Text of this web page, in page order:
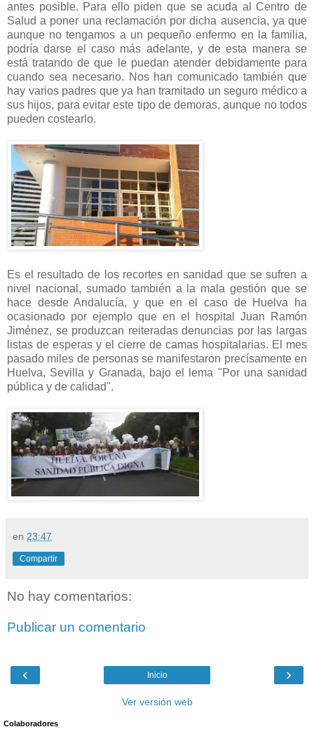
antes posible. Para ello piden que se acuda al Centro de
Salud a poner una reclamación por dicha ausencia, ya que
aunque no tengamos a un pequeño enfermo en la familia,
podría darse el caso más adelante, y de esta manera se
está tratando de que le puedan atender debidamente para
cuando sea necesario. Nos han comunicado también que
hay varios padres que ya han tramitado un seguro médico a
sus hijos, para evitar este tipo de demoras, aunque no todos
pueden costearlo.
Es el resultado de los recortes en sanidad que se sufren a
nivel nacional, sumado también a la mala gestión que se
hace desde Andalucía, y que en el caso de Huelva ha
ocasionado por ejemplo que en el hospital Juan Ramón
Jiménez, se produzcan reiteradas denuncias por las largas
listas de esperas y el cierre de camas hospitalarias. El mes
pasado miles de personas se manifestaron precísamente en
Huelva, Sevilla y Granada, bajo el lema "Por una sanidad
pública y de calidad".
en 23:47
Compartir
No hay comentarios:
Publicar un comentario
‹ ›
Inicio
Ver versión web
Colaboradores